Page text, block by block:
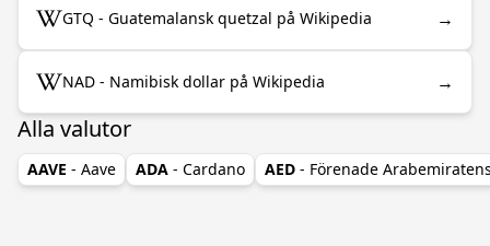
GTQ - Guatemalansk quetzal på Wikipedia →
NAD - Namibisk dollar på Wikipedia →
Alla valutor
AAVE - Aave ADA - Cardano AED - Förenade